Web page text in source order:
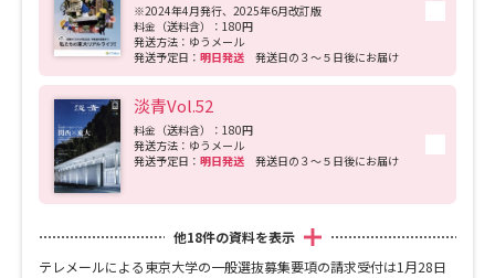
オープンキャンパスなどを調べる
オープンキャンパス検索
来場型・Web型イベント特集 夢ナビライブ
受験準備
※2024年4月発行、2025年6月改訂版
料金（送料含）：180円
発送方法：ゆうメール
発送予定日： 明日発送 発送日の３～５日後にお届け
淡青Vol.52
料金（送料含）：180円
発送方法：ゆうメール
発送予定日： 明日発送 発送日の３～５日後にお届け
他18件の資料を表示
テレメールによる東京大学の一般選抜募集要項の請求受付は1月28日